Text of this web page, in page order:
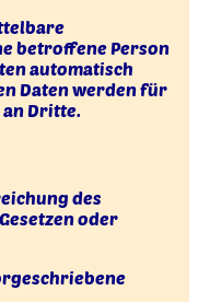
betroffene Person
automatisch
Daten werden für
Dritte.
des
oder